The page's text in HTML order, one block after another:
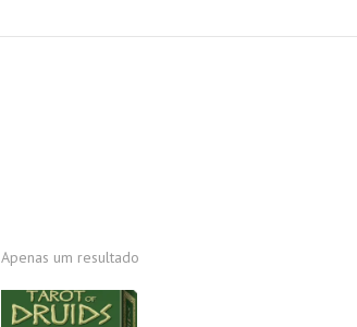
Apenas um resultado